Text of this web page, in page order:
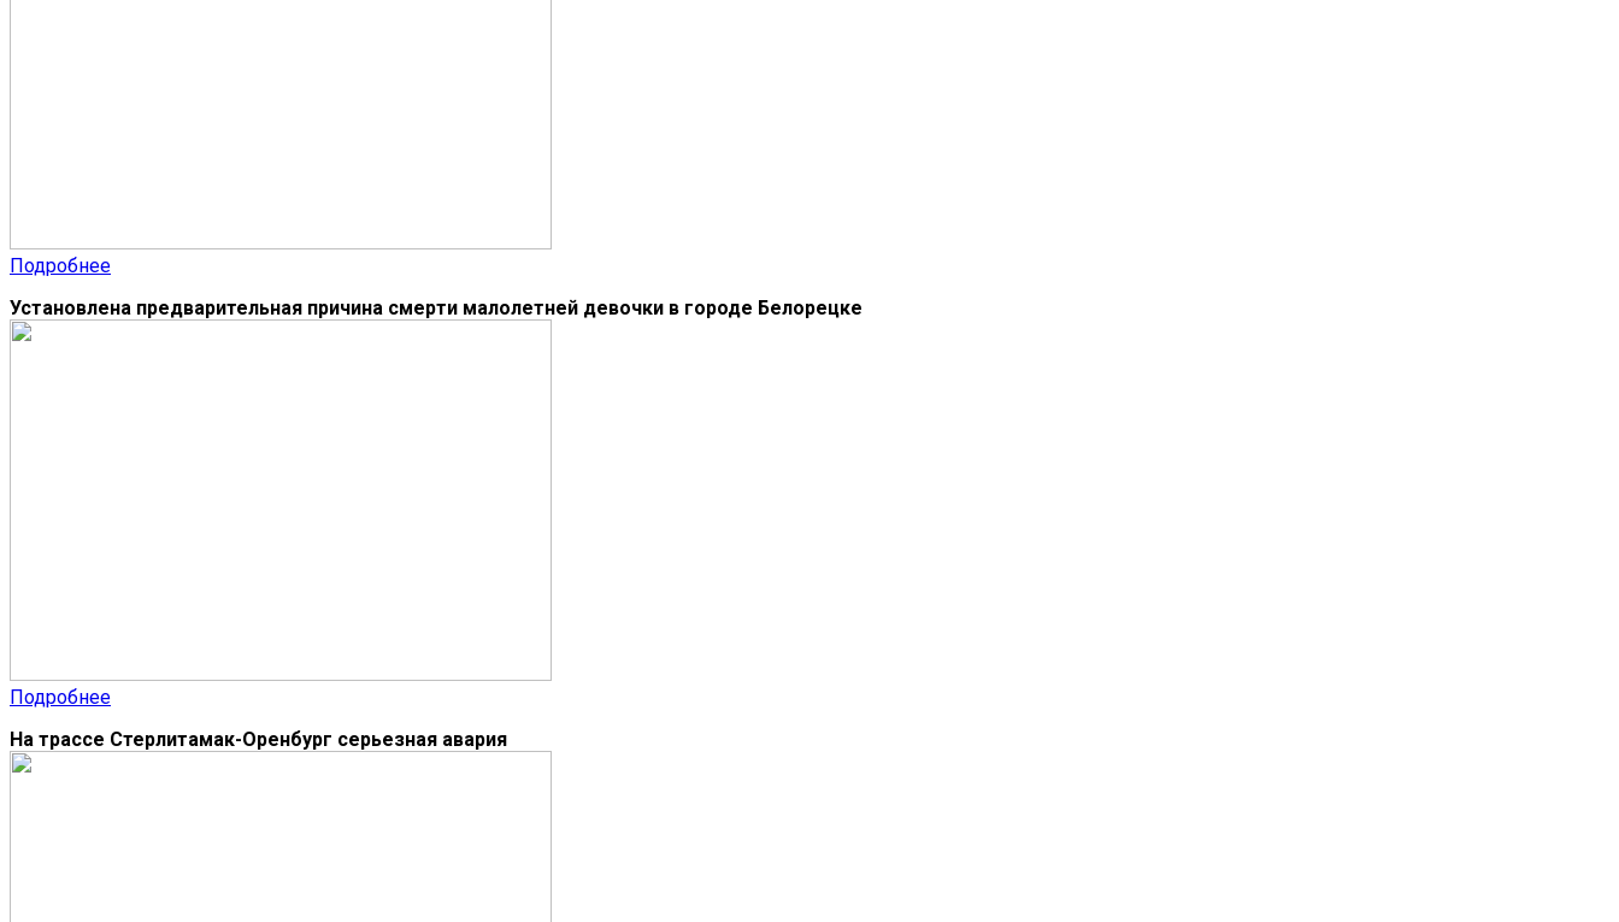
Подробнее
Установлена предварительная причина смерти малолетней девочки в городе Белорецке
Подробнее
На трассе Стерлитамак-Оренбург серьезная авария